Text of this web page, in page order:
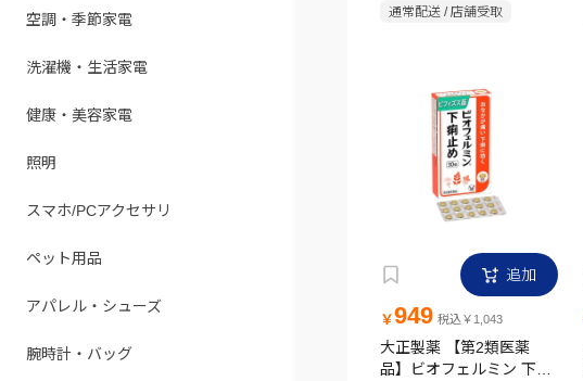
空調・季節家電
洗濯機・生活家電
健康・美容家電
照明
スマホ/PCアクセサリ
ペット用品
アパレル・シューズ
腕時計・バッグ
通常配送 / 店舗受取
追加
￥949 税込￥1,043
大正製薬 【第2類医薬
品】ビオフェルミン 下痢